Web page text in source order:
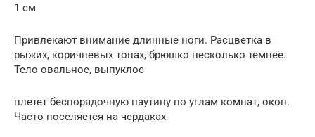
1 см
Привлекают внимание длинные ноги. Расцветка в
рыжих, коричневых тонах, брюшко несколько темнее.
Тело овальное, выпуклое
плетет беспорядочную паутину по углам комнат, окон.
Часто поселяется на чердаках